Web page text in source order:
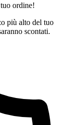
ordine!
più alto del tuo
scontati.